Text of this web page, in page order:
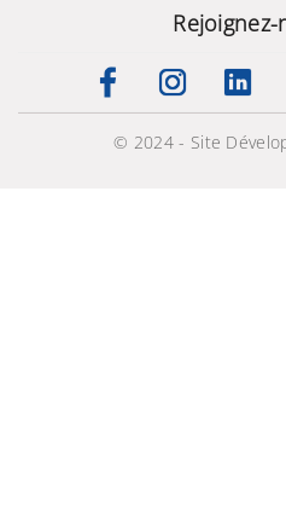
Galaxy A16 5G
© 2024 - Site